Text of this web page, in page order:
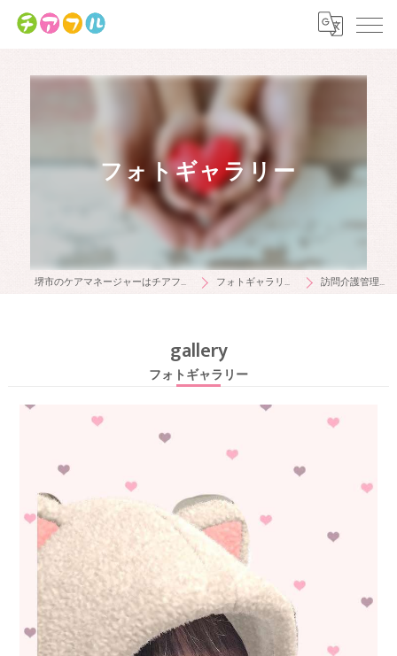
フォトギャラリー
堺市のケアマネージャーはチアフル フォトギャラリー 訪問介護管理者
フォトギャラリー
gallery